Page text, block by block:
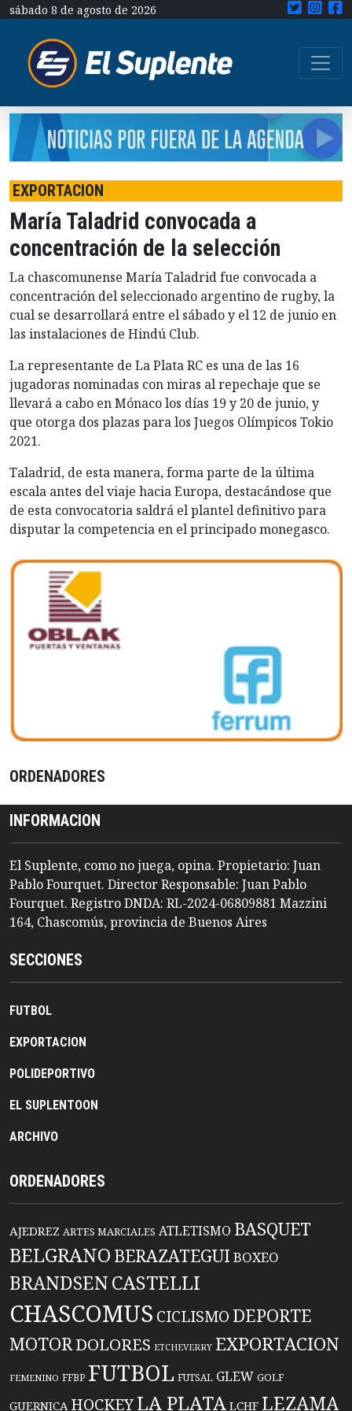
sábado 8 de agosto de 2026
EXPORTACION
María Taladrid convocada a
concentración de la selección
La chascomunense María Taladrid fue convocada a
concentración del seleccionado argentino de rugby, la
cual se desarrollará entre el sábado y el 12 de junio en
las instalaciones de Hindú Club.
La representante de La Plata RC es una de las 16
jugadoras nominadas con miras al repechaje que se
llevará a cabo en Mónaco los días 19 y 20 de junio, y
que otorga dos plazas para los Juegos Olímpicos Tokio
2021.
Taladrid, de esta manera, forma parte de la última
escala antes del viaje hacia Europa, destacándose que
de esta convocatoria saldrá el plantel definitivo para
disputar la competencia en el principado monegasco.
ORDENADORES
INFORMACION
El Suplente, como no juega, opina. Propietario: Juan
Pablo Fourquet. Director Responsable: Juan Pablo
Fourquet. Registro DNDA: RL-2024-06809881 Mazzini
164, Chascomús, provincia de Buenos Aires
SECCIONES
FUTBOL
EXPORTACION
POLIDEPORTIVO
EL SUPLENTOON
ARCHIVO
ORDENADORES
AJEDREZ ARTES MARCIALES ATLETISMO BASQUET
BELGRANO BERAZATEGUIBOXEO
BRANDSENCASTELLI
CHASCOMUS CICLISMO DEPORTE
MOTORDOLORES ETCHEVERRY EXPORTACION
FEMENINO FFBP FUTBOL FUTSAL GLEW GOLF
GUERNICA HOCKEYLA PLATA LCHF LEZAMA